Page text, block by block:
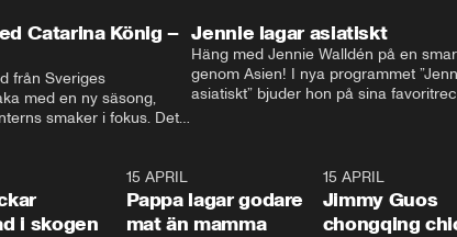
Catarina König –
från Sveriges
med en ny säsong,
smaker i fokus. Det
Jennie lagar asiatiskt
Häng med Jennie Walldén på en
genom Asien! I nya programmet
asiatiskt” bjuder hon på sina
i skogen
15 APRIL
Pappa lagar godare
mat än mamma
15 APRIL
Jimmy Guos
chongqing